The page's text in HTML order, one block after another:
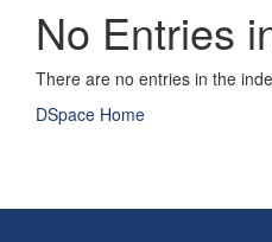
No Entries
There are no entries in the
DSpace Home